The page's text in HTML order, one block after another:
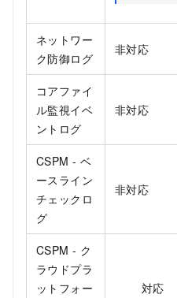
ネットワー
ク防御ログ
非対応
コアファイ
ル監視イベ
ントログ
非対応
CSPM - ベ
ースライン
チェックロ
グ
非対応
CSPM - ク
ラウドプラ
ットフォー
対応